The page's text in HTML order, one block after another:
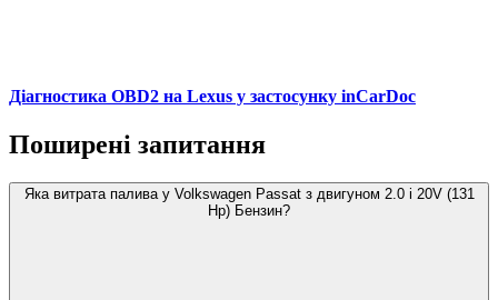
Діагностика OBD2 на Lexus у застосунку inCarDoc
Поширені запитання
Яка витрата палива у Volkswagen Passat з двигуном 2.0 i 20V (131
Hp) Бензин?